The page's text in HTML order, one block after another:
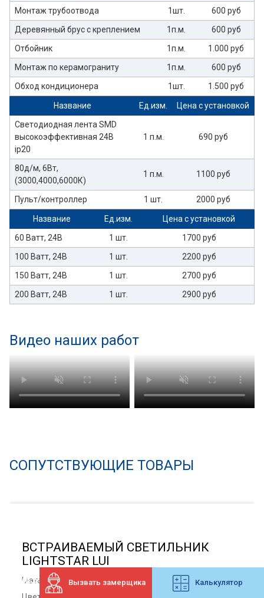
Вызвать замерщика Калькулятор
Монтаж трубоотвода 1шт.
600 руб
Деревянный брус с креплением
1п.м.
600 руб
Отбойник
1п.м.
1.000 руб
Монтаж по керамограниту
1п.м.
600 руб
Обход кондиционера
1шт. 1.500 руб
Название Ед.изм.
Цена с установкой
Светодиодная лента SMD
высокоэффективная 24В
ip20
1 п.м. 690 руб
80д/м, 6Вт,
(3000,4000,6000К)
1 п.м. 1100 руб
Пульт/контроллер 1 шт. 2000 руб
Название Ед.изм.
Цена с установкой
60 Ватт, 24В
1 шт.
1700 руб
100 Ватт, 24В
1 шт.
2200 руб
150 Ватт, 24В
1 шт.
2700 руб
200 Ватт, 24В
1 шт. 2900 руб
Видео наших работ
СОПУТСТВУЮЩИЕ ТОВАРЫ
ВСТРАИВАЕМЫЙ СВЕТИЛЬНИК
LIGHTSTAR LUI
Материал плафона Металл|Стекло